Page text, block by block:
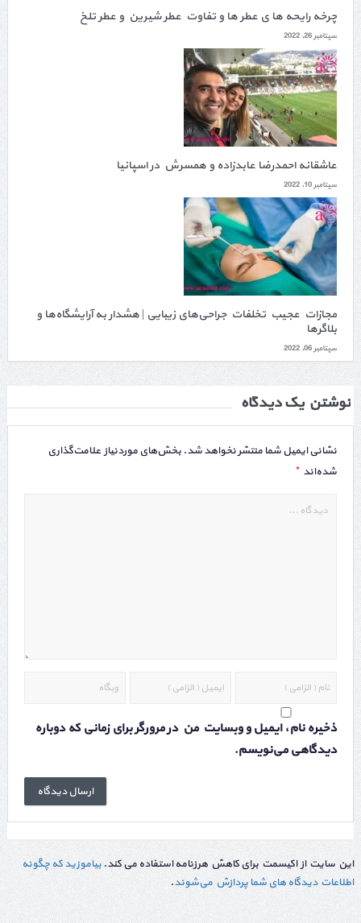
چرخه رایحه ها ی عطر ها و تفاوت عطر شیرین و عطر تلخ
سپتامبر 26, 2022
عاشقانه احمدرضا عابدزاده و همسرش در اسپانیا
سپتامبر 10, 2022
مجازات عجیب تخلفات جراحی‌های زیبایی | هشدار به آرایشگاه‌ها و
بلاگرها
سپتامبر 06, 2022
نوشتن یک دیدگاه
نشانی ایمیل شما منتشر نخواهد شد. بخش‌های موردنیاز علامت‌گذاری
شده‌اند *
ذخیره نام، ایمیل و وبسایت من در مرورگر برای زمانی که دوباره
دیدگاهی می‌نویسم.
این سایت از اکیسمت برای کاهش هرزنامه استفاده می کند. بیاموزید که چگونه
اطلاعات دیدگاه های شما پردازش می‌شوند.